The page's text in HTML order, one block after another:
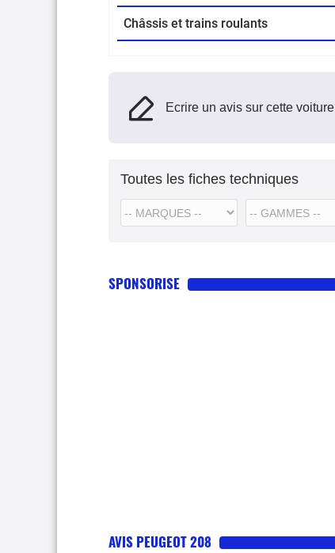
Châssis et trains roulants
Ecrire un avis sur cette voiture
Toutes les fiches techniques
SPONSORISE
AVIS PEUGEOT 208